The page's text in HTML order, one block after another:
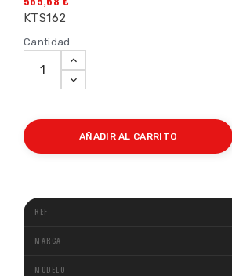
KTS162
Cantidad
AÑADIR AL CARRITO